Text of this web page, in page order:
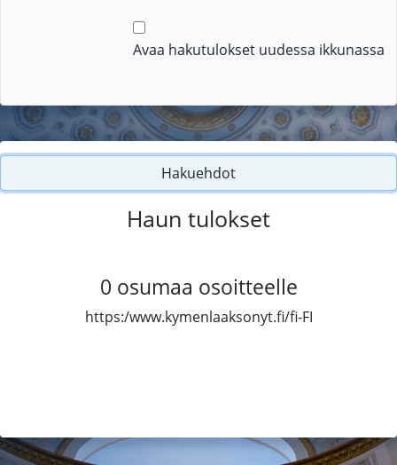
Avaa hakutulokset uudessa ikkunassa
Hakuehdot
Haun tulokset
0 osumaa osoitteelle
https:/www.kymenlaaksonyt.fi/fi-FI